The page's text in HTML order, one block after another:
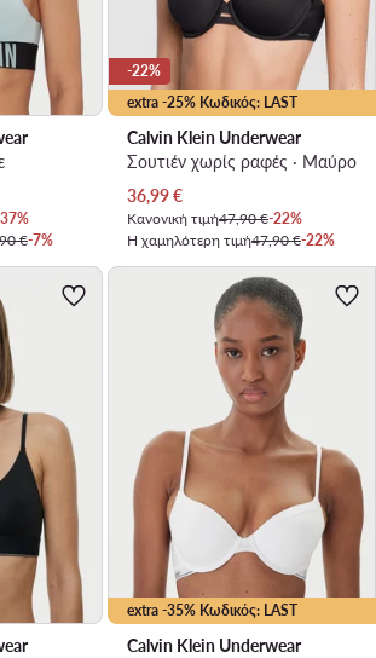
€-7%
extra -25% Κωδικός: LAST
-22%
Calvin Klein Underwear
Σουτιέν χωρίς ραφές · Μαύρο
Τρέχουσα τιμή
36,99€
Κανονική τιμή47,90 €-22%
Η χαμηλότερη τιμή47,90 €-22%
extra -35% Κωδικός: LAST
Calvin Klein Underwear